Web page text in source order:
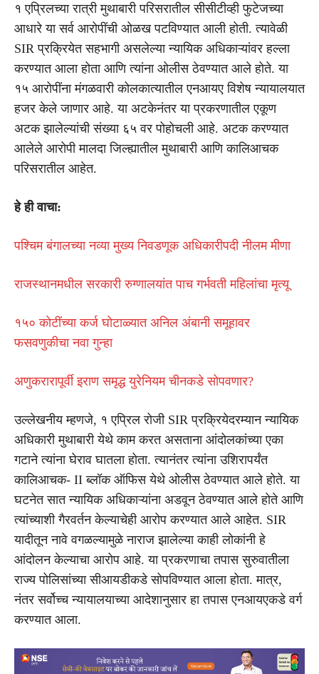
१ एप्रिलच्या रात्री मुथाबारी परिसरातील सीसीटीव्ही फुटेजच्या
आधारे या सर्व आरोपींची ओळख पटविण्यात आली होती. त्यावेळी
SIR प्रक्रियेत सहभागी असलेल्या न्यायिक अधिकाऱ्यांवर हल्ला
करण्यात आला होता आणि त्यांना ओलीस ठेवण्यात आले होते. या
१५ आरोपींना मंगळवारी कोलकात्यातील एनआयए विशेष न्यायालयात
हजर केले जाणार आहे. या अटकेनंतर या प्रकरणातील एकूण
अटक झालेल्यांची संख्या ६५ वर पोहोचली आहे. अटक करण्यात
आलेले आरोपी मालदा जिल्ह्यातील मुथाबारी आणि कालिआचक
परिसरातील आहेत.
हे ही वाचा:
पश्चिम बंगालच्या नव्या मुख्य निवडणूक अधिकारीपदी नीलम मीणा
राजस्थानमधील सरकारी रुग्णालयांत पाच गर्भवती महिलांचा मृत्यू
१५० कोटींच्या कर्ज घोटाळ्यात अनिल अंबानी समूहावर
फसवणुकीचा नवा गुन्हा
अणुकरारापूर्वी इराण समृद्ध युरेनियम चीनकडे सोपवणार?
उल्लेखनीय म्हणजे, १ एप्रिल रोजी SIR प्रक्रियेदरम्यान न्यायिक
अधिकारी मुथाबारी येथे काम करत असताना आंदोलकांच्या एका
गटाने त्यांना घेराव घातला होता. त्यानंतर त्यांना उशिरापर्यंत
कालिआचक- II ब्लॉक ऑफिस येथे ओलीस ठेवण्यात आले होते. या
घटनेत सात न्यायिक अधिकाऱ्यांना अडवून ठेवण्यात आले होते आणि
त्यांच्याशी गैरवर्तन केल्याचेही आरोप करण्यात आले आहेत. SIR
यादीतून नावे वगळल्यामुळे नाराज झालेल्या काही लोकांनी हे
आंदोलन केल्याचा आरोप आहे. या प्रकरणाचा तपास सुरुवातीला
राज्य पोलिसांच्या सीआयडीकडे सोपविण्यात आला होता. मात्र,
नंतर सर्वोच्च न्यायालयाच्या आदेशानुसार हा तपास एनआयएकडे वर्ग
करण्यात आला.